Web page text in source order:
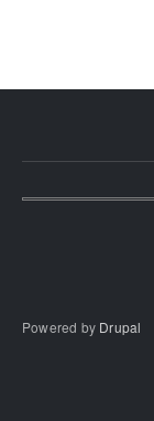
Powered by Drupal